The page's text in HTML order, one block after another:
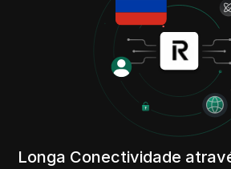
Longa Conectividade